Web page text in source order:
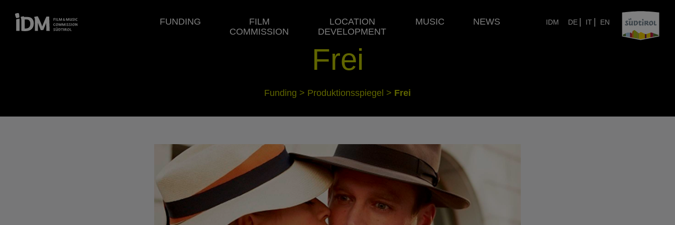
FUNDING
FILM
COMMISSION
LOCATION
DEVELOPMENT
MUSIC NEWS IDM DE IT EN
Frei
Funding > Produktionsspiegel > Frei